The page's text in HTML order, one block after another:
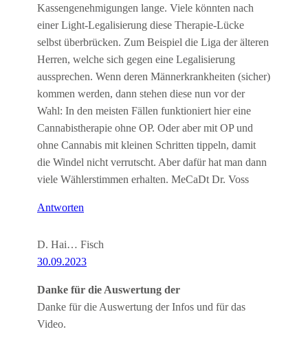
Kassengenehmigungen lange. Viele könnten nach
einer Light-Legalisierung diese Therapie-Lücke
selbst überbrücken. Zum Beispiel die Liga der älteren
Herren, welche sich gegen eine Legalisierung
aussprechen. Wenn deren Männerkrankheiten (sicher)
kommen werden, dann stehen diese nun vor der
Wahl: In den meisten Fällen funktioniert hier eine
Cannabistherapie ohne OP. Oder aber mit OP und
ohne Cannabis mit kleinen Schritten tippeln, damit
die Windel nicht verrutscht. Aber dafür hat man dann
viele Wählerstimmen erhalten. MeCaDt Dr. Voss
Antworten
D. Hai… Fisch
30.09.2023
Danke für die Auswertung der
Danke für die Auswertung der Infos und für das
Video.